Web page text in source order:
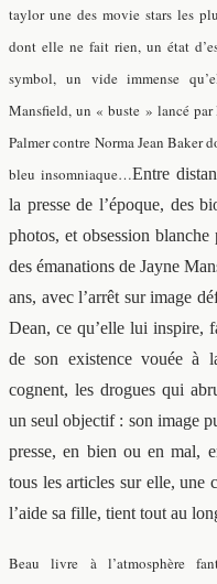
taylor une des movie stars les
dont elle ne fait rien, un état
symbol, un vide immense
Mansfield, un « buste » lancé
Palmer contre Norma Jean Baker
bleu insomniaque…Entre
la presse de l’époque, des
photos, et obsession
des émanations de Jayne
ans, avec l’arrêt sur image
Dean, ce qu’elle lui inspire,
de son existence vouée à
cognent, les drogues qui
un seul objectif : son image
presse, en bien ou en mal,
tous les articles sur elle, une
l’aide sa fille, tient tout au
Beau livre à l’atmosphère